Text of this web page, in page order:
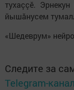
тухаççӗ.
йышăнусем
«Шедеврум»
Следите за
Telegram-